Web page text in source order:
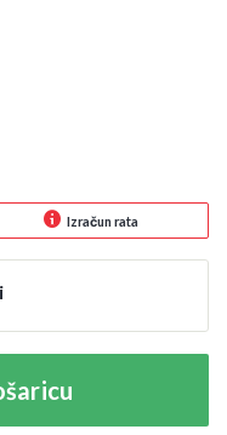
Izračun rata